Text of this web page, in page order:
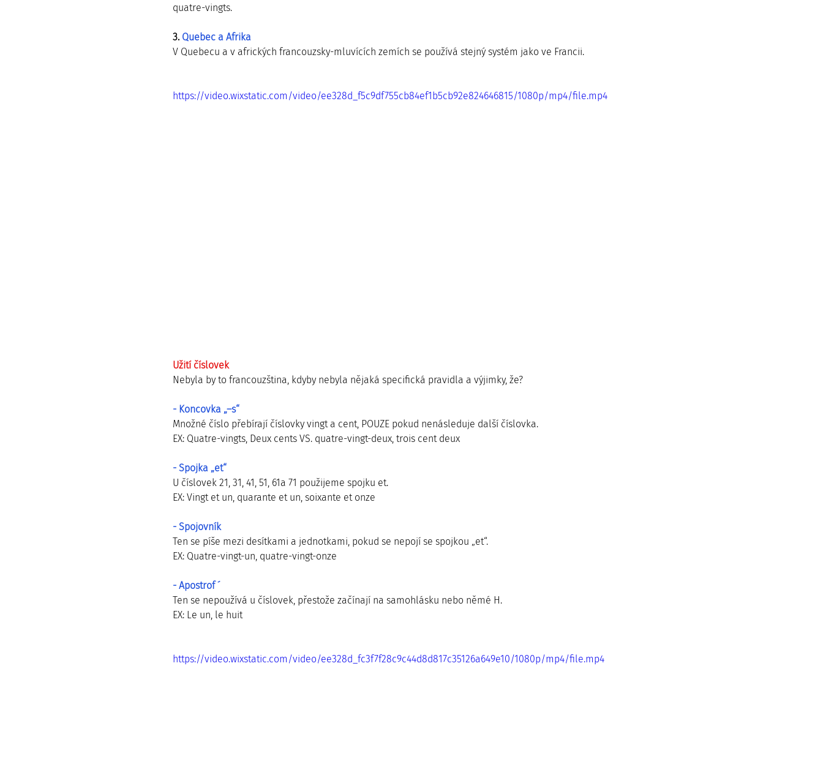
quatre-vingts.
3. Quebec a Afrika
V Quebecu a v afrických francouzsky-mluvících zemích se používá stejný systém jako ve Francii.
https://video.wixstatic.com/video/ee328d_f5c9df755cb84ef1b5cb92e824646815/1080p/mp4/file.mp4
Užití číslovek
Nebyla by to francouzština, kdyby nebyla nějaká specifická pravidla a výjimky, že?
- Koncovka „–s“
Množné číslo přebírají číslovky vingt a cent, POUZE pokud nenásleduje další číslovka.
EX: Quatre-vingts, Deux cents VS. quatre-vingt-deux, trois cent deux
- Spojka „et“
U číslovek 21, 31, 41, 51, 61a 71 použijeme spojku et.
EX: Vingt et un, quarante et un, soixante et onze
- Spojovník
Ten se píše mezi desítkami a jednotkami, pokud se nepojí se spojkou „et“.
EX: Quatre-vingt-un, quatre-vingt-onze
- Apostrof ´
Ten se nepoužívá u číslovek, přestože začínají na samohlásku nebo němé H.
EX: Le un, le huit
https://video.wixstatic.com/video/ee328d_fc3f7f28c9c44d8d817c35126a649e10/1080p/mp4/file.mp4